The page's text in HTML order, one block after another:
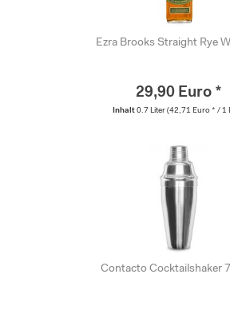
Ezra Brooks Straight Rye
29,90 Euro *
Inhalt 0.7 Liter (42,71 Euro * / 1
Contacto Cocktailshaker